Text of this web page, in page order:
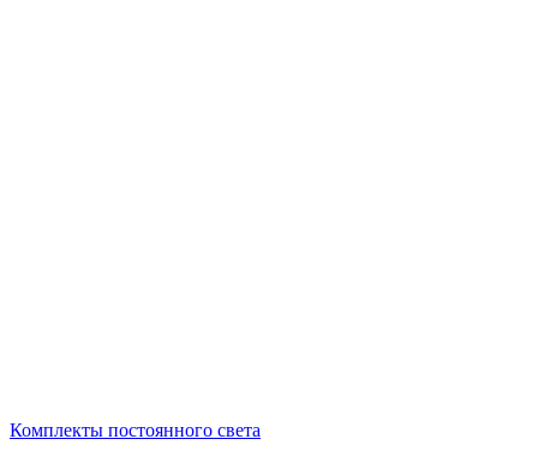
Комплекты постоянного света